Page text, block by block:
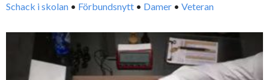
Schack i skolan • Förbundsnytt • Damer • Veteran